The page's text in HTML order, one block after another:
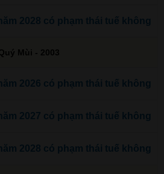
2028 có phạm thái tuế không
Mùi - 2003
2026 có phạm thái tuế không
2027 có phạm thái tuế không
2028 có phạm thái tuế không